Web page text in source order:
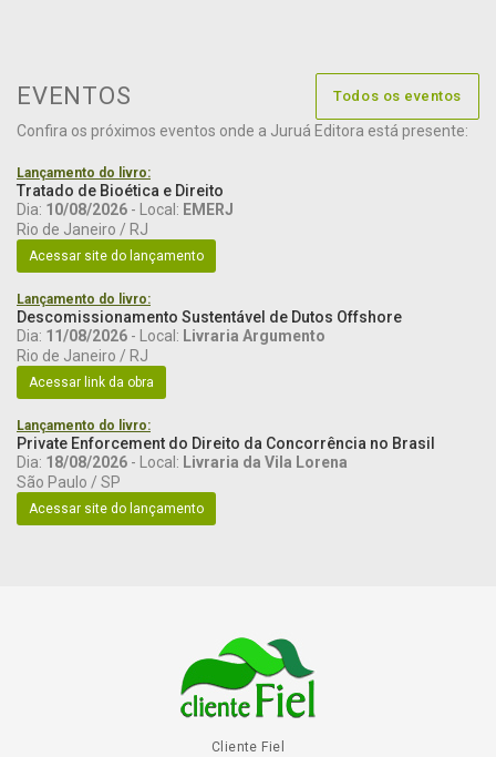
EVENTOS Todos os eventos
Confira os próximos eventos onde a Juruá Editora está presente:
Lançamento do livro:
Tratado de Bioética e Direito
Dia: 10/08/2026 - Local: EMERJ
Rio de Janeiro / RJ
Acessar site do lançamento
Lançamento do livro:
Descomissionamento Sustentável de Dutos Offshore
Dia: 11/08/2026 - Local: Livraria Argumento
Rio de Janeiro / RJ
Acessar link da obra
Lançamento do livro:
Private Enforcement do Direito da Concorrência no Brasil
Dia: 18/08/2026 - Local: Livraria da Vila Lorena
São Paulo / SP
Acessar site do lançamento
Cliente Fiel